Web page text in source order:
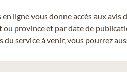
ligne vous donne accès aux
province et par date de
service à venir, vous pourrez